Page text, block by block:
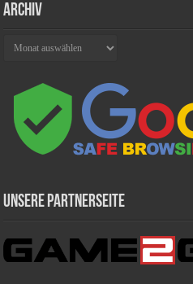
Archiv
Unsere Partnerseite